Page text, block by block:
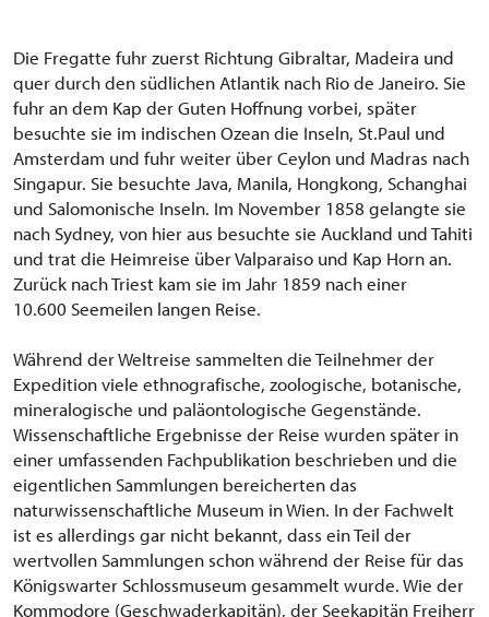
Die Fregatte fuhr zuerst Richtung Gibraltar, Madeira und
quer durch den südlichen Atlantik nach Rio de Janeiro. Sie
fuhr an dem Kap der Guten Hoffnung vorbei, später
besuchte sie im indischen Ozean die Inseln, St.Paul und
Amsterdam und fuhr weiter über Ceylon und Madras nach
Singapur. Sie besuchte Java, Manila, Hongkong, Schanghai
und Salomonische Inseln. Im November 1858 gelangte sie
nach Sydney, von hier aus besuchte sie Auckland und Tahiti
und trat die Heimreise über Valparaiso und Kap Horn an.
Zurück nach Triest kam sie im Jahr 1859 nach einer
10.600 Seemeilen langen Reise.
Während der Weltreise sammelten die Teilnehmer der
Expedition viele ethnografische, zoologische, botanische,
mineralogische und paläontologische Gegenstände.
Wissenschaftliche Ergebnisse der Reise wurden später in
einer umfassenden Fachpublikation beschrieben und die
eigentlichen Sammlungen bereicherten das
naturwissenschaftliche Museum in Wien. In der Fachwelt
ist es allerdings gar nicht bekannt, dass ein Teil der
wertvollen Sammlungen schon während der Reise für das
Königswarter Schlossmuseum gesammelt wurde. Wie der
Kommodore (Geschwaderkapitän), der Seekapitän Freiherr